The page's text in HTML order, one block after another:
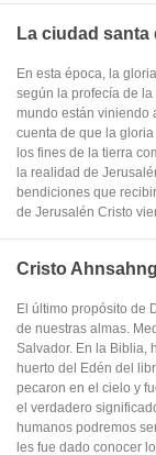
La ciudad santa
En esta época, la
según la profecía de
mundo están viniendo
cuenta de que la
los fines de la tierra
la realidad de
bendiciones que
de Jerusalén Cristo
Cristo
El último propósito de
de nuestras almas.
Salvador. En la Biblia,
huerto del Edén del
pecaron en el cielo y
el verdadero
humanos podremos
les fue dado conocer